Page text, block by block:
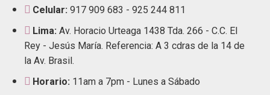
Celular: 917 909 683 - 925 244 811
Lima: Av. Horacio Urteaga 1438 Tda. 266 - C.C. El
Rey - Jesús María. Referencia: A 3 cdras de la 14 de
la Av. Brasil.
Horario: 11am a 7pm - Lunes a Sábado